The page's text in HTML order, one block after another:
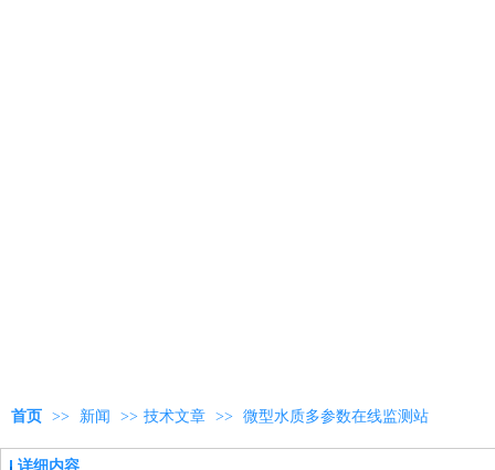
首页 >> 新闻 >> 技术文章 >> 微型水质多参数在线监测站
详细内容